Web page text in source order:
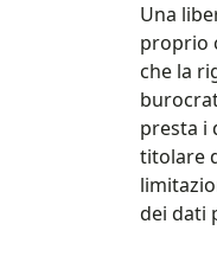
Una
proprio
che la
presta i
titolare
dei dati